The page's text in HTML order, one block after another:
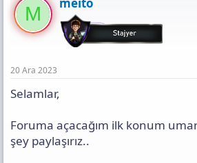
a
n
i
h
i
K
M
20 Ara 2023
Selamlar,
Foruma açacağım ilk konum
şey paylaşırız..